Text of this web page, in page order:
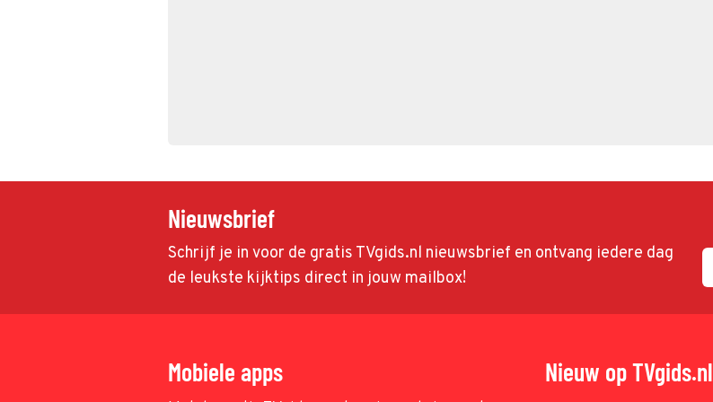
Nieuwsbrief
Schrijf je in voor de gratis TVgids.nl nieuwsbrief en ontvang iedere dag
de leukste kijktips direct in jouw mailbox!
Mobiele apps Nieuw op TVgids.nl